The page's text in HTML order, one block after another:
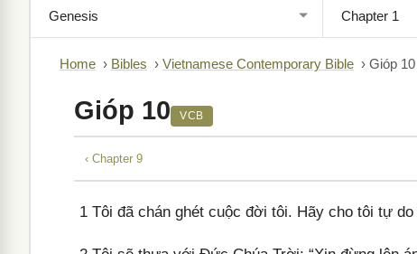
Home › Bibles › Vietnamese Contemporary Bible › Gióp 10
Gióp 10 VCB
‹ Chapter 9
1 Tôi đã chán ghét cuộc đời tôi. Hãy cho tôi tự